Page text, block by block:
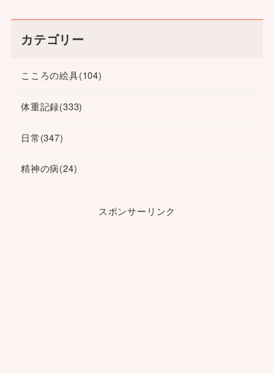
カテゴリー
こころの絵具(104)
体重記録(333)
日常(347)
精神の病(24)
スポンサーリンク